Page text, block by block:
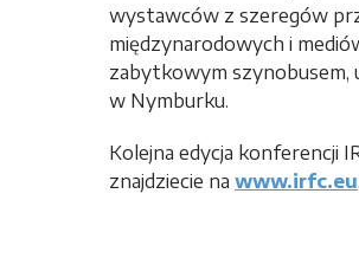
wystawców z szeregów
międzynarodowych i
zabytkowym szynobusem,
w Nymburku.
Kolejna edycja konferencji
znajdziecie na www.irfc.eu.